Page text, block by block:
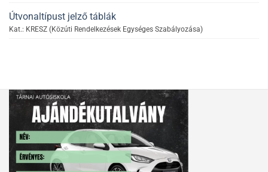
Útvonaltípust jelző táblák
Kat.: KRESZ (Közúti Rendelkezések Egységes Szabályozása)